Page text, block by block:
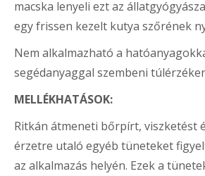
macska lenyeli ezt az
egy frissen kezelt kutya szőrének
Nem alkalmazható a
segédanyaggal szembeni
MELLÉKHATÁSOK:
Ritkán átmeneti bőrpírt, viszketést
érzetre utaló egyéb tüneteket
az alkalmazás helyén. Ezek a